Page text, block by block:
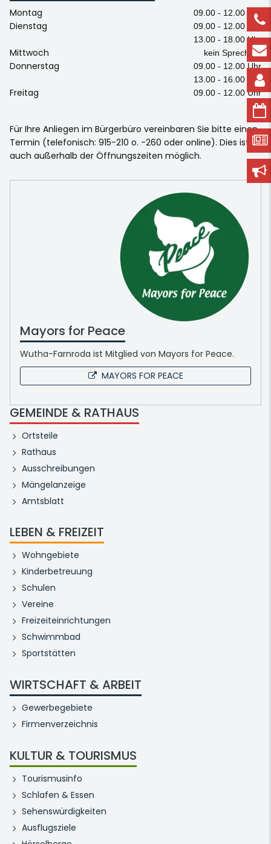
Montag 09.00 - 12.00 Uhr
Dienstag
09.00 - 12.00 Uhr
13.00 - 18.00 Uhr
Mittwoch kein Sprechtag
Donnerstag
09.00 - 12.00 Uhr
13.00 - 16.00 Uhr
Freitag 09.00 - 12.00 Uhr
Für Ihre Anliegen im Bürgerbüro vereinbaren Sie bitte einen
Termin (telefonisch: 915-210 o. -260 oder online). Dies ist
auch außerhalb der Öffnungszeiten möglich.
Mayors for Peace
Wutha-Farnroda ist Mitglied von Mayors for Peace.
MAYORS FOR PEACE
GEMEINDE & RATHAUS
Ortsteile
Rathaus
Ausschreibungen
Mängelanzeige
Amtsblatt
LEBEN & FREIZEIT
Wohngebiete
Kinderbetreuung
Schulen
Vereine
Freizeiteinrichtungen
Schwimmbad
Sportstätten
WIRTSCHAFT & ARBEIT
Gewerbegebiete
Firmenverzeichnis
KULTUR & TOURISMUS
Tourismusinfo
Schlafen & Essen
Sehenswürdigkeiten
Ausflugsziele